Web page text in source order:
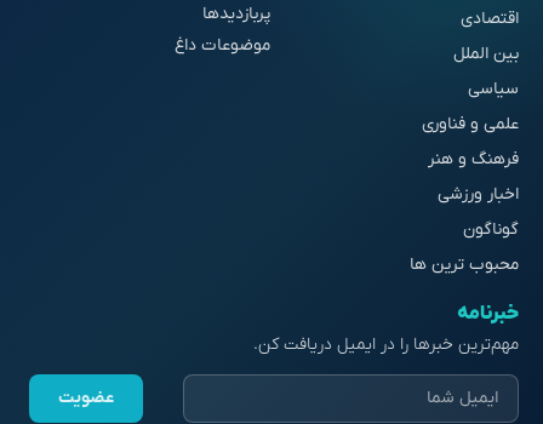
اقتصادی
بین الملل
سیاسی
علمی و فناوری
فرهنگ و هنر
اخبار ورزشی
گوناگون
محبوب ترین ها
پربازدیدها
موضوعات داغ
خبرنامه
مهم‌ترین خبرها را در ایمیل دریافت کن.
عضویت